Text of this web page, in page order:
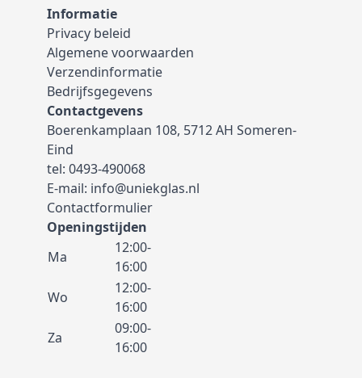
Informatie
Privacy beleid
Algemene voorwaarden
Verzendinformatie
Bedrijfsgegevens
Contactgevens
Boerenkamplaan 108, 5712 AH Someren-
Eind
tel: 0493-490068
E-mail: info@uniekglas.nl
Contactformulier
Openingstijden
Ma
12:00-
16:00
Wo
12:00-
16:00
Za
09:00-
16:00